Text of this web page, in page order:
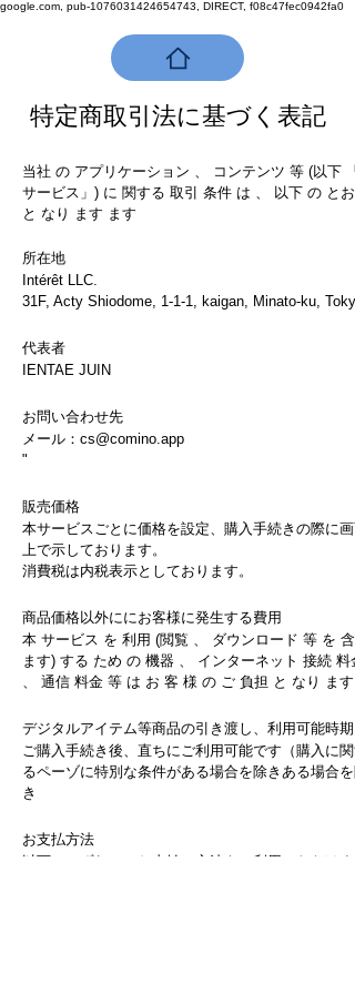
google.com, pub-1076031424654743, DIRECT, f08c47fec0942fa0
特定商取引法に基づく表記
当社 の アプリケーション 、 コンテンツ 等 (以下
サービス」) に 関する 取引 条件 は 、 以下 の とお
と なり ます ます
所在地
Intérêt LLC.
31F, Acty Shiodome, 1-1-1, kaigan, Minato-ku, Tokyo
代表者
IENTAE JUIN
お問い合わせ先
メール： cs@comino.app
"
販売価格
本サービスごとに価格を設定、購入手続きの際に画
上で示しております。
消費税は内税表示としております。
商品価格以外ににお客様に発生する費用
本 サービス を 利用 (閲覧 、 ダウンロード 等 を 含
ます) する ため の 機器 、 インターネット 接続 料
、 通信 料金 等 は お 客 様 の ご 負担 と なり ます
デジタルアイテム等商品の引き渡し、利用可能時期
ご購入手続き後、直ちにご利用可能です（購入に関
るペーゾに特別な条件がある場合を除きある場合を
き
お支払方法
以下のいずれかのお支払い方法をご利用いただけま